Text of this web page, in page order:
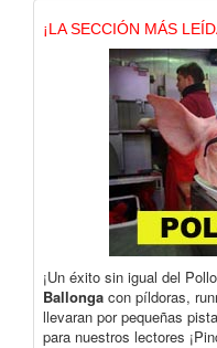
¡LA SECCIÓN MÁS
¡Un éxito sin igual del
Ballonga con píldoras,
llevaran por pequeñas
para nuestros lectores